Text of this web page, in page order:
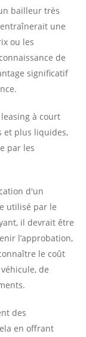
bailleur très
une
ou les
de
significatif
à court
et plus liquides,
par les
d'un
utilisé par le
il devrait être
l’approbation,
le coût
de
des
en offrant